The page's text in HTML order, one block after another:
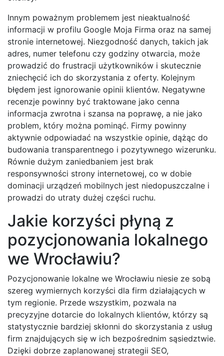
Innym poważnym problemem jest nieaktualność
informacji w profilu Google Moja Firma oraz na samej
stronie internetowej. Niezgodność danych, takich jak
adres, numer telefonu czy godziny otwarcia, może
prowadzić do frustracji użytkowników i skutecznie
zniechęcić ich do skorzystania z oferty. Kolejnym
błędem jest ignorowanie opinii klientów. Negatywne
recenzje powinny być traktowane jako cenna
informacja zwrotna i szansa na poprawę, a nie jako
problem, który można pominąć. Firmy powinny
aktywnie odpowiadać na wszystkie opinie, dążąc do
budowania transparentnego i pozytywnego wizerunku.
Równie dużym zaniedbaniem jest brak
responsywności strony internetowej, co w dobie
dominacji urządzeń mobilnych jest niedopuszczalne i
prowadzi do utraty dużej części ruchu.
Jakie korzyści płyną z
pozycjonowania lokalnego
we Wrocławiu?
Pozycjonowanie lokalne we Wrocławiu niesie ze sobą
szereg wymiernych korzyści dla firm działających w
tym regionie. Przede wszystkim, pozwala na
precyzyjne dotarcie do lokalnych klientów, którzy są
statystycznie bardziej skłonni do skorzystania z usług
firm znajdujących się w ich bezpośrednim sąsiedztwie.
Dzięki dobrze zaplanowanej strategii SEO,